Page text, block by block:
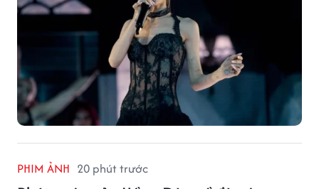
PHIM ẢNH 20 phút trước